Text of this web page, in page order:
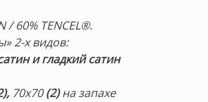
/ 60% TENCEL®.
2-х видов:
и гладкий сатин
70х70(2)на запахе